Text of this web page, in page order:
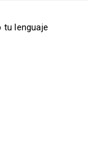
lenguaje